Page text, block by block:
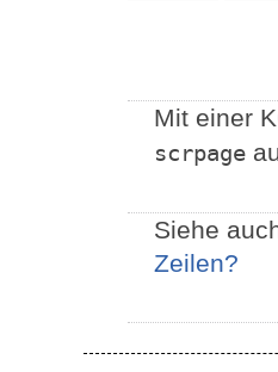
Mit einer
scrpage
Siehe
Zeilen?